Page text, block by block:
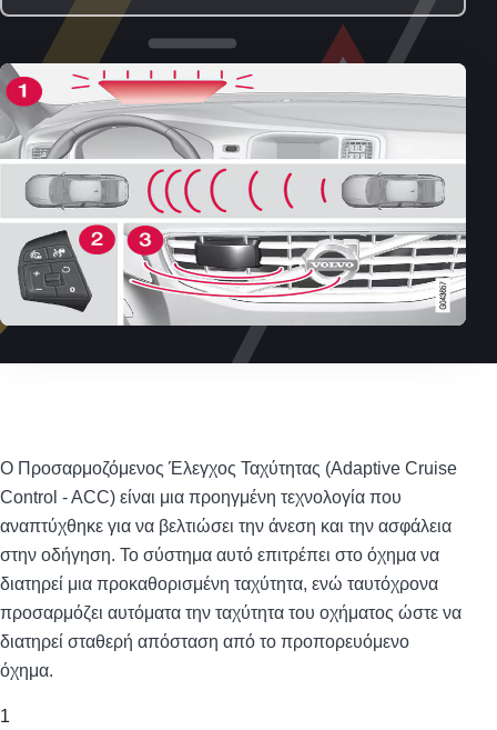
Ο Προσαρμοζόμενος Έλεγχος Ταχύτητας (Adaptive Cruise
Control - ACC) είναι μια προηγμένη τεχνολογία που
αναπτύχθηκε για να βελτιώσει την άνεση και την ασφάλεια
στην οδήγηση. Το σύστημα αυτό επιτρέπει στο όχημα να
διατηρεί μια προκαθορισμένη ταχύτητα, ενώ ταυτόχρονα
προσαρμόζει αυτόματα την ταχύτητα του οχήματος ώστε να
διατηρεί σταθερή απόσταση από το προπορευόμενο
όχημα.
1